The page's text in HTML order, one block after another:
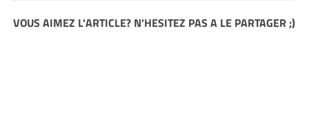
VOUS AIMEZ L'ARTICLE? N'HESITEZ PAS A LE PARTAGER ;)